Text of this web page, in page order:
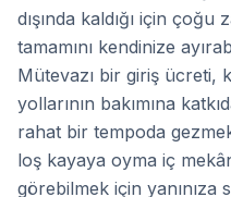
dışında kaldığı için çoğu
tamamını kendinize
Mütevazı bir giriş ücreti,
yollarının bakımına
rahat bir tempoda
loş kayaya oyma iç
görebilmek için yanınıza